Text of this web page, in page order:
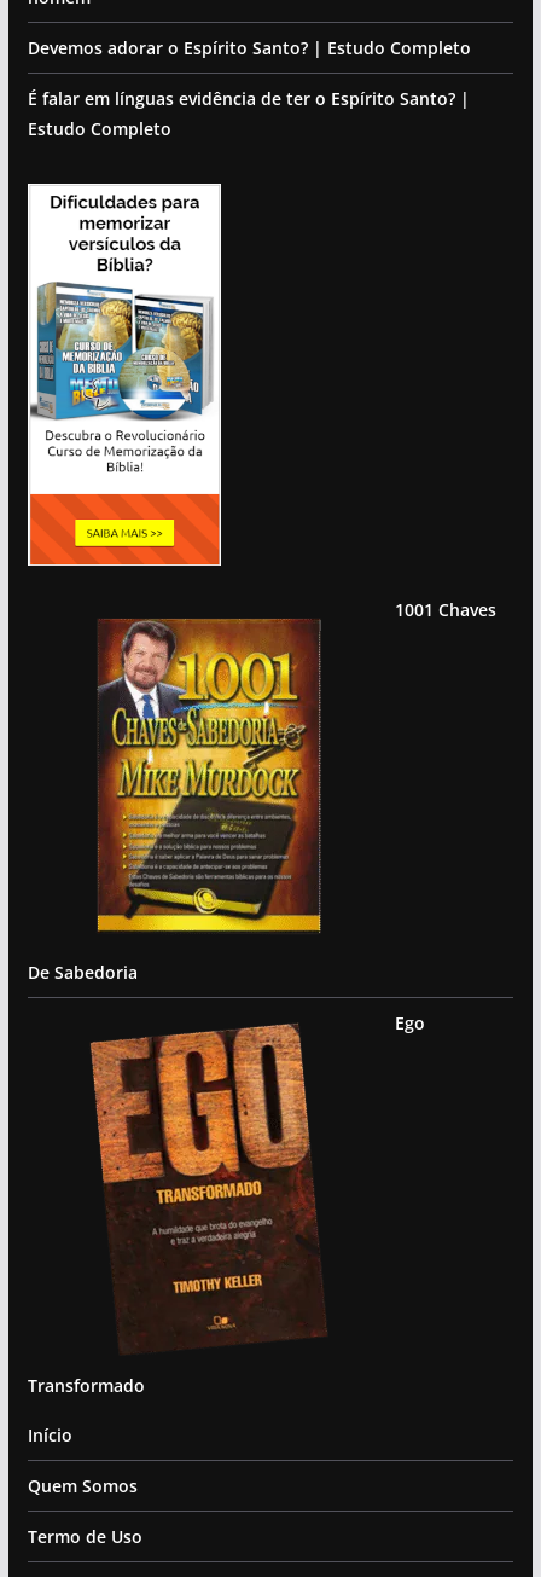
Devemos adorar o Espírito Santo? | Estudo Completo
É falar em línguas evidência de ter o Espírito Santo? |
Estudo Completo
1001 Chaves
De Sabedoria
Ego
Transformado
Início
Quem Somos
Termo de Uso